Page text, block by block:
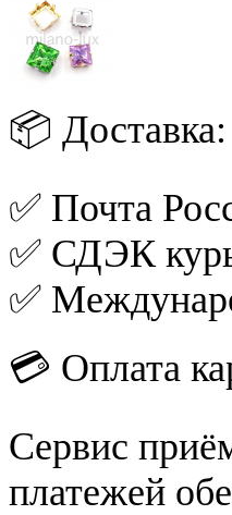
📦
✅ Почта
✅ СДЭК
✅
💳 Оплата
Сервис
платежей